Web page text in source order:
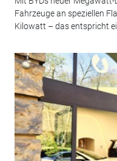
Fahrzeuge an speziellen
Kilowatt – das entspricht